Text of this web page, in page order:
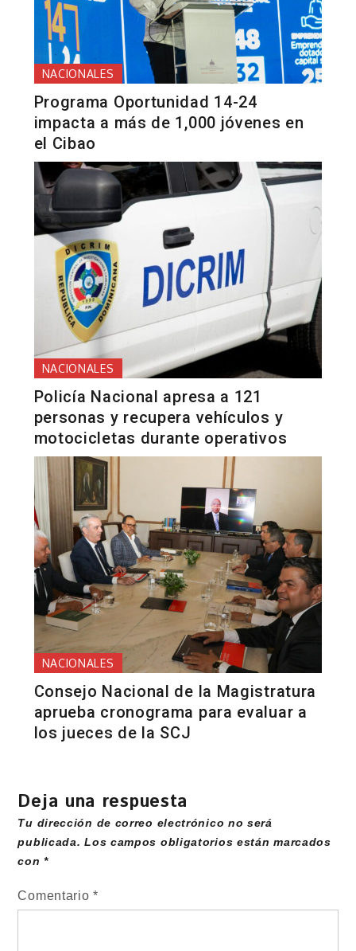
NACIONALES
Programa Oportunidad 14-24
impacta a más de 1,000 jóvenes en
el Cibao
NACIONALES
Policía Nacional apresa a 121
personas y recupera vehículos y
motocicletas durante operativos
NACIONALES
Consejo Nacional de la Magistratura
aprueba cronograma para evaluar a
los jueces de la SCJ
Deja una respuesta
Tu dirección de correo electrónico no será
publicada. Los campos obligatorios están marcados
con*
Comentario*